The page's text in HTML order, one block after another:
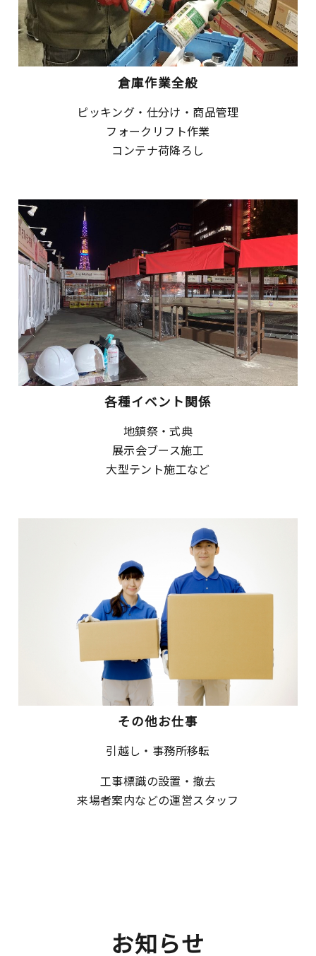
倉庫作業全般
ピッキング・仕分け・商品管理
フォークリフト作業
コンテナ荷降ろし
各種イベント関係
地鎮祭・式典
展示会ブース施工
大型テント施工など
その他お仕事
引越し・事務所移転
工事標識の設置・撤去
来場者案内などの運営スタッフ
お知らせ